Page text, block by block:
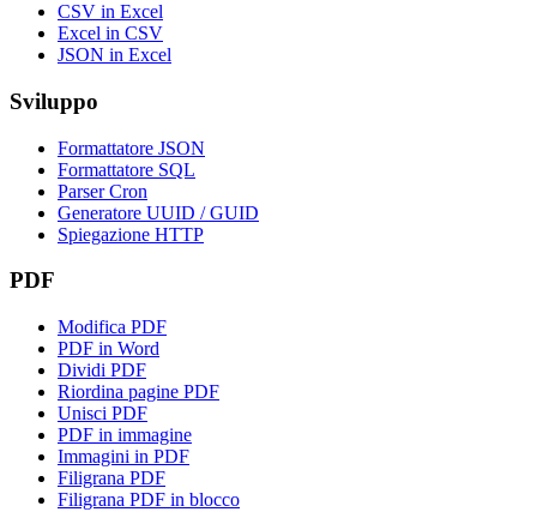
CSV in Excel
Excel in CSV
JSON in Excel
Sviluppo
Formattatore JSON
Formattatore SQL
Parser Cron
Generatore UUID / GUID
Spiegazione HTTP
PDF
Modifica PDF
PDF in Word
Dividi PDF
Riordina pagine PDF
Unisci PDF
PDF in immagine
Immagini in PDF
Filigrana PDF
Filigrana PDF in blocco